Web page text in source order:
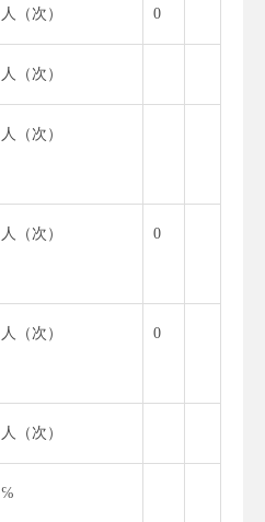
人（次） 0
人（次）
人（次）
人（次） 0
人（次） 0
人（次）
℅